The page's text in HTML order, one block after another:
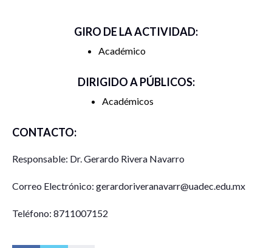
GIRO DE LA ACTIVIDAD:
Académico
DIRIGIDO A PÚBLICOS:
Académicos
CONTACTO:
Responsable: Dr. Gerardo Rivera Navarro
Correo Electrónico: gerardoriveranavarr@uadec.edu.mx
Teléfono: 8711007152